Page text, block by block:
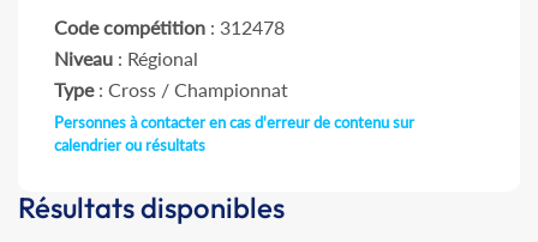
Code compétition : 312478
Niveau : Régional
Type: Cross / Championnat
Personnes à contacter en cas d'erreur de contenu sur
calendrier ou résultats
Résultats disponibles